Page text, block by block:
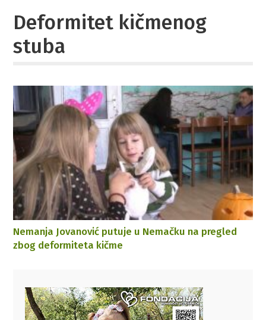
Deformitet kičmenog
stuba
Nemanja Jovanović putuje u Nemačku na pregled
zbog deformiteta kičme